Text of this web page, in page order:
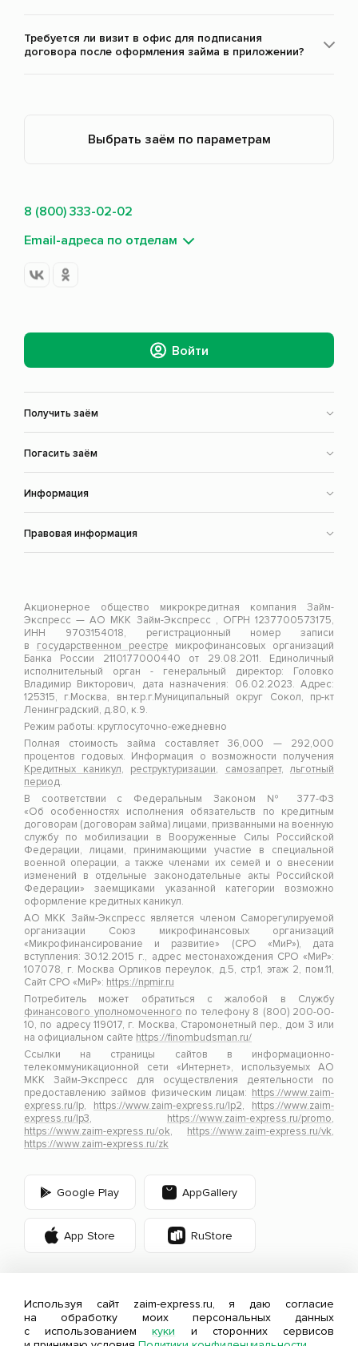
Требуется ли визит в офис для подписания
договора после оформления займа в приложении?
Выбрать заём по параметрам
Получить заём
Погасить заём
Информация
Правовая информация
8 (800) 333-02-02
Email-адреса по отделам
Войти
Google Play AppGallery
App Store RuStore
Акционерное общество микрокредитная компания Займ-
Экспресс — АО МКК Займ-Экспресс , ОГРН 1237700573175,
ИНН 9703154018, регистрационный номер записи
в государственном реестре микрофинансовых организаций
Банка России 2110177000440 от 29.08.2011. Единоличный
исполнительный орган - генеральный директор: Головко
Владимир Викторович, дата назначения: 06.02.2023. Адрес:
125315, г.Москва, вн.тер.г.Муниципальный округ Сокол, пр-кт
Ленинградский, д.80, к.9.
Режим работы: круглосуточно-ежедневно
Полная стоимость займа составляет 36,000 — 292,000
процентов годовых. Информация о возможности получения
Кредитных каникул, реструктуризации, самозапрет, льготный
период.
В соответствии с Федеральным Законом № 377-ФЗ
«Об особенностях исполнения обязательств по кредитным
договорам (договорам займа) лицами, призванными на военную
службу по мобилизации в Вооруженные Силы Российской
Федерации, лицами, принимающими участие в специальной
военной операции, а также членами их семей и о внесении
изменений в отдельные законодательные акты Российской
Федерации» заемщиками указанной категории возможно
оформление кредитных каникул.
АО МКК Займ-Экспресс является членом Саморегулируемой
организации Союз микрофинансовых организаций
«Микрофинансирование и развитие» (СРО «МиР»), дата
вступления: 30.12.2015 г., адрес местонахождения СРО «МиР»:
107078, г. Москва Орликов переулок, д.5, стр.1, этаж 2, пом.11,
Сайт СРО «МиР»: https://npmir.ru
Потребитель может обратиться с жалобой в Службу
финансового уполномоченного по телефону 8 (800) 200-00-
10, по адресу 119017, г. Москва, Старомонетный пер., дом 3 или
на официальном сайте https://finombudsman.ru/
Ссылки на страницы сайтов в информационно-
телекоммуникационной сети «Интернет», используемых АО
МКК Займ-Экспресс для осуществления деятельности по
предоставлению займов физическим лицам: https://www.zaim-
express.ru/lp, https://www.zaim-express.ru/lp2, https://www.zaim-
express.ru/lp3, https://www.zaim-express.ru/promo,
https://www.zaim-express.ru/ok, https://www.zaim-express.ru/vk,
https://www.zaim-express.ru/zk
Используя сайт zaim-express.ru, я даю согласие
на обработку моих персональных данных
с использованиемкуки и сторонних сервисов